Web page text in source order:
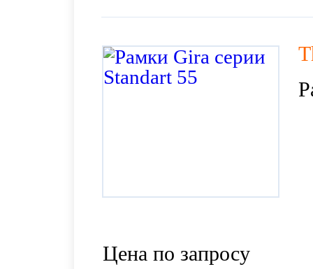
Цена по запросу